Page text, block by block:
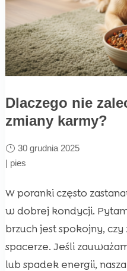
Dlaczego nie
zmiany karmy?
30 grudnia 2025
| pies
W poranki często
w dobrej kondycji.
brzuch jest spokojny,
spacerze. Jeśli
lub spadek energii,